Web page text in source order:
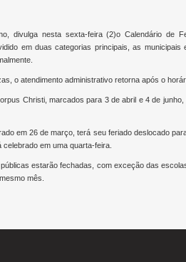
divulga nesta sexta-feira (2)o Calendário de
em duas categorias principais, as municipais
o atendimento administrativo retorna após o
Christi, marcados para 3 de abril e 4 de junho,
em 26 de março, terá seu feriado deslocado
em uma quarta-feira.
estarão fechadas, com exceção das
mês.